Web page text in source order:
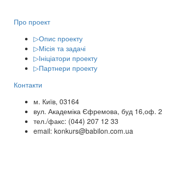
Про проект
▷Опис проекту
▷Місія та задачі
▷Ініціатори проекту
▷Партнери проекту
Контакти
м. Київ, 03164
вул. Академіка Єфремова, буд 16,оф. 2
тел./факс: (044) 207 12 33
email: konkurs@babilon.com.ua